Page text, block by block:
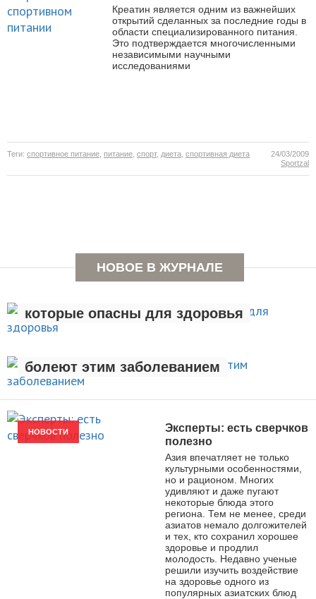
Креатин является одним из важнейших
открытий сделанных за последние годы в
области специализированного питания.
Это подтверждается многочисленными
независимыми научными
исследованиями
Теги: спортивное питание питание спорт, диета спортивная диета
24/03/2009
Sportzal
НОВОЕ В ЖУРНАЛЕ
которые опасны для здоровья
ЗДОРОВЫЙ ОБРАЗ ЖИЗНИ
болеют этим заболеванием
НОВОСТИ
НОВОСТИ
Эксперты: есть сверчков
полезно
Азия впечатляет не только
культурными особенностями,
но и рационом. Многих
удивляют и даже пугают
некоторые блюда этого
региона. Тем не менее, среди
азиатов немало долгожителей
и тех, кто сохранил хорошее
здоровье и продлил
молодость. Недавно ученые
решили изучить воздействие
на здоровье одного из
популярных азиатских блюд